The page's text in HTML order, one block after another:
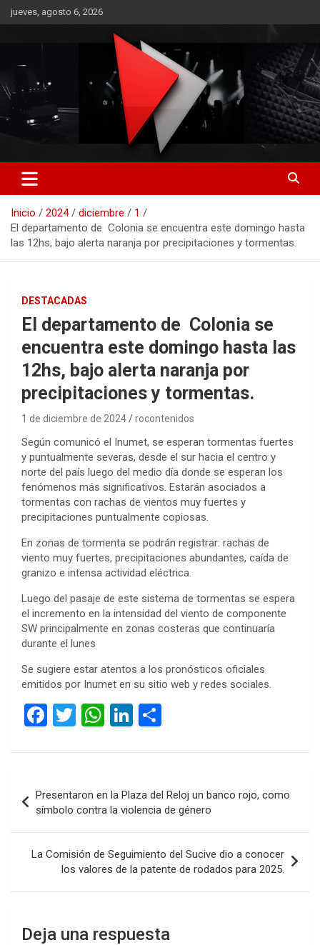
Saltar
al
jueves, agosto 6, 2026
RO CONTENIDOS
Inicio 2024 diciembre
1
El departamento de Colonia se encuentra este domingo hasta
las 12hs, bajo alerta naranja por precipitaciones y tormentas.
DESTACADAS
El departamento de Colonia se
encuentra este domingo hasta las
12hs, bajo alerta naranja por
precipitaciones y tormentas.
1 de diciembre de 2024 rocontenidos
Según comunicó el Inumet, se esperan tormentas fuertes
y puntualmente severas, desde el sur hacia el centro y
norte del país luego del medio día donde se esperan los
fenómenos más significativos. Estarán asociados a
tormentas con rachas de vientos muy fuertes y
precipitaciones puntualmente copiosas.
En zonas de tormenta se podrán registrar: rachas de
viento muy fuertes, precipitaciones abundantes, caída de
granizo e intensa actividad eléctrica.
Luego del pasaje de este sistema de tormentas se espera
el incremento en la intensidad del viento de componente
SW principalmente en zonas costeras que continuaría
durante el lunes
Se sugiere estar atentos a los pronósticos oficiales
emitidos por Inumet en su sitio web y redes sociales.
F
ce
o
o
k
T
tt
W
at
A
p
p
Li
ke
n
m
ar
tir
de
entradas
Presentaron en la Plaza del Reloj un banco rojo, como
símbolo contra la violencia de género
La Comisión de Seguimiento del Sucive dio a conocer
los valores de la patente de rodados para 2025.
Deja una respuesta